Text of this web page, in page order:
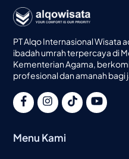
PT Alqo Internasional Wisata
ibadah umrah terpercaya di
Kementerian Agama,
profesional dan amanah bagi
Menu Kami